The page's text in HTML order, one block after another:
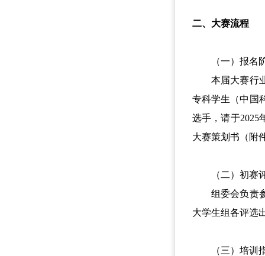
二、大赛流程
（一）报名
本届大赛行业
专科学生（中国
选手，请于2025
大赛策划书（附
（二）初赛
组委会负责参
大学生组各评选
（三）培训